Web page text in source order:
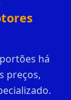
há
preços,